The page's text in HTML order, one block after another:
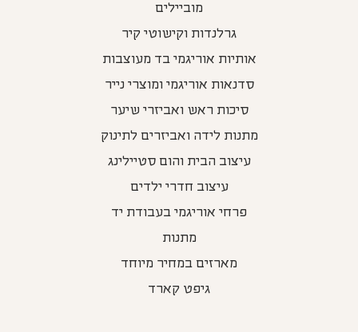
מוביילים
גרלנדות וקישוטי קיר
אותיות אוריגמי בד מעוצבות
סדנאות אוריגמי ומוצרי נייר
סיכות ראש ואביזרי שיער
מתנות לידה ואביזרים לתינוק
עיצוב הבית והום סטיילינג
עיצוב חדרי ילדים
פרחי אוריגמי בעבודת יד
מתנות
מארזים במחיר מיוחד
גיפט קארד